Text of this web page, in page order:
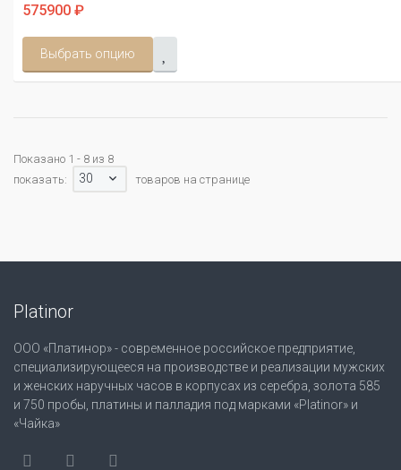
575900 ₽
Выбрать опцию
Показано 1 - 8 из 8
показать:
30 товаров на странице
Platinor
ООО «Платинор» - современное российское предприятие,
специализирующееся на производстве и реализации мужских
и женских наручных часов в корпусах из серебра, золота 585
и 750 пробы, платины и палладия под марками «Platinor» и
«Чайка»